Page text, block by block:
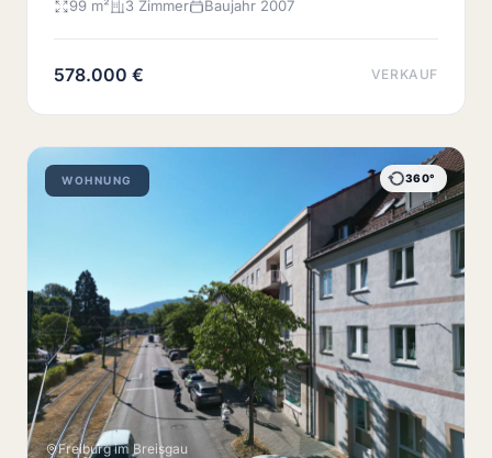
99 m² 3 Zimmer Baujahr 2007
578.000 € VERKAUF
WOHNUNG 360°
Freiburg im Breisgau